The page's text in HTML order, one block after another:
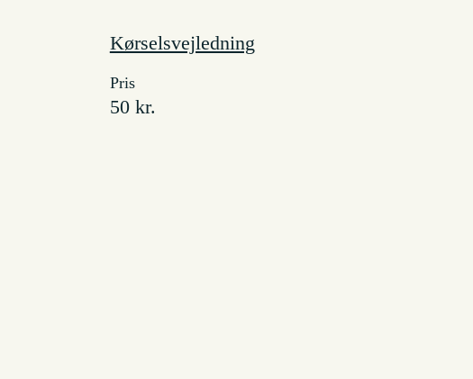
Kørselsvejledning
Pris
50 kr.